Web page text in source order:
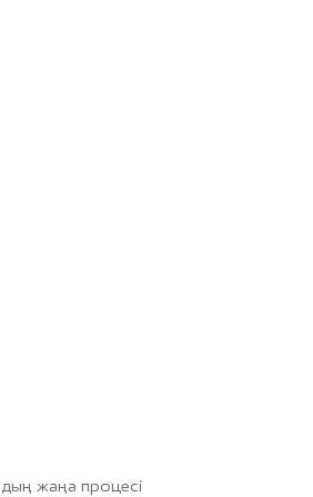
жаңа процесі
де әдемі көрінеді әрі